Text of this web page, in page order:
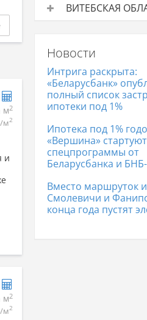
м2
м2
и
м2
м2
Комнаты в Гомеле
ВИТЕБСКАЯ
Комнаты в Витебске
Новости
Интрига раскрыта:
«Беларусбанк»
полный список
ипотеки под 1%
Ипотека под 1%
«Вершина» стартуют
спецпрограммы от
Беларусбанка и
Вместо маршруток
Смолевичи и
конца года пустят